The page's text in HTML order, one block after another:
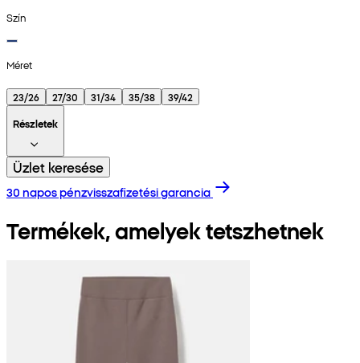
Szín
Méret
23/26 27/30 31/34 35/38
39/42
Részletek
Üzlet keresése
30 napos pénzvisszafizetési garancia
Termékek, amelyek tetszhetnek